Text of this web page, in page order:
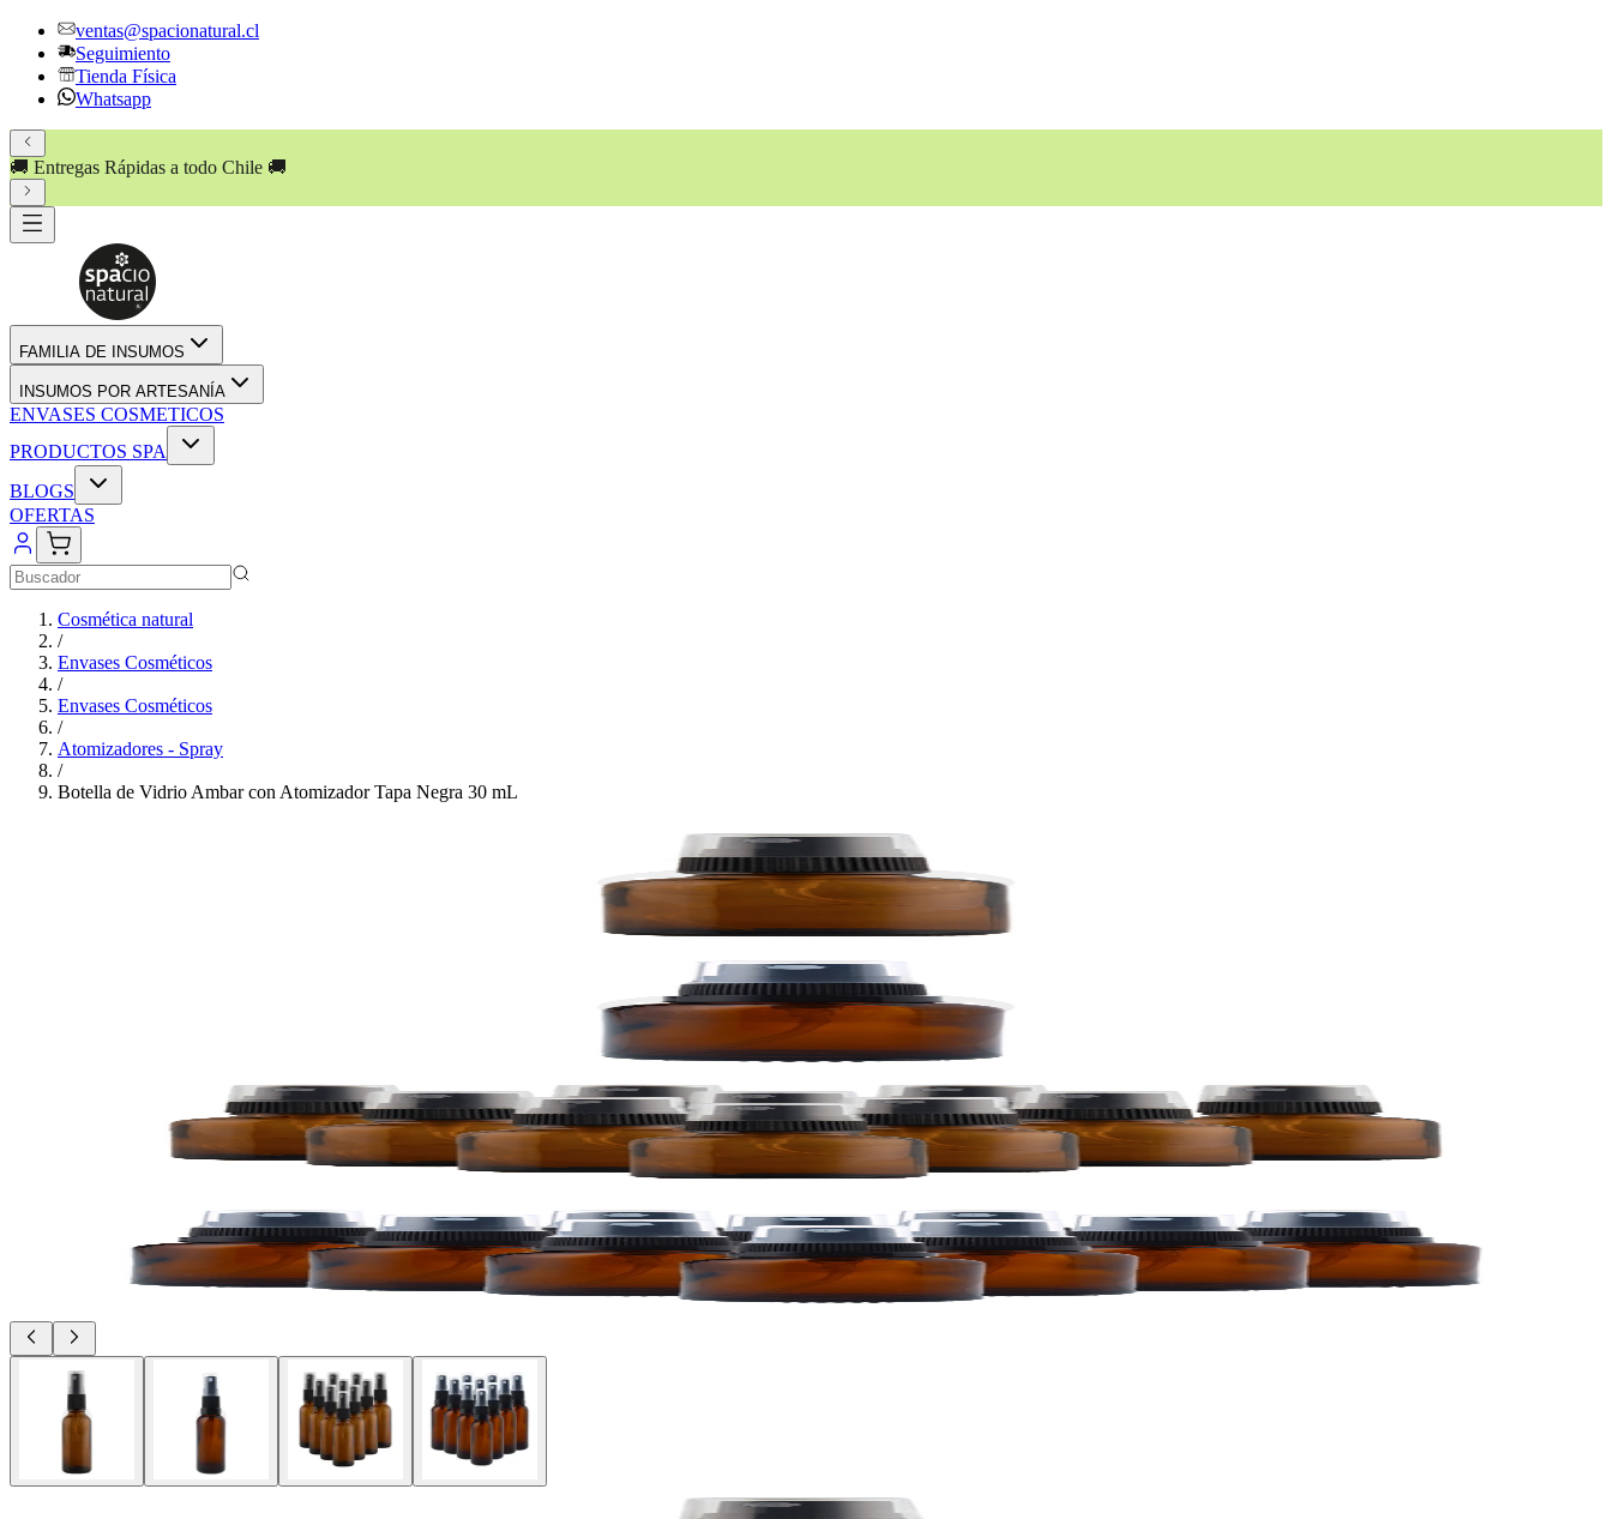
ventas@spacionatural.cl
Seguimiento
Tienda Física
Whatsapp
🚚 Entregas Rápidas a todo Chile 🚚
FAMILIA DE INSUMOS
INSUMOS POR ARTESANÍA
ENVASES COSMETICOS
PRODUCTOS SPA
BLOGS
OFERTAS
Cosmética natural
/
Envases Cosméticos
/
Envases Cosméticos
/
Atomizadores - Spray
/
Botella de Vidrio Ambar con Atomizador Tapa Negra 30 mL